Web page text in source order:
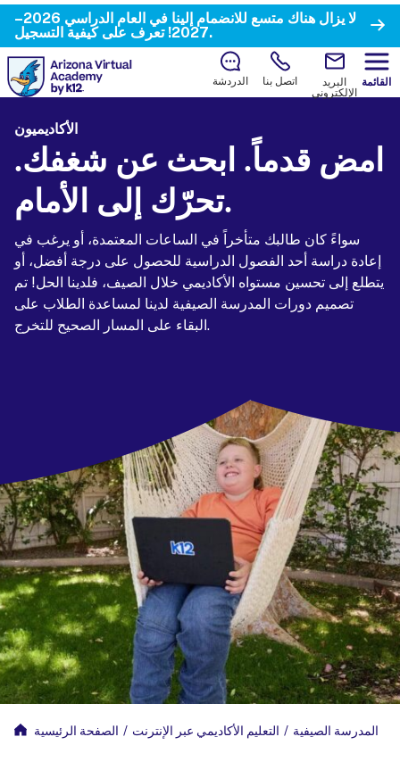
لا يزال هناك متسع للانضمام إلينا في العام الدراسي 2026–
2027!تعرف على كيفية التسجيل.
الدردشة اتصل بنا
البريد
الإلكتروني
القائمة
الأكاديميون
امض قدماً. ابحث عن شغفك.
تحرّك إلى الأمام.
سواءً كان طالبك متأخراً في الساعات المعتمدة، أو يرغب في
إعادة دراسة أحد الفصول الدراسية للحصول على درجة أفضل، أو
يتطلع إلى تحسين مستواه الأكاديمي خلال الصيف، فلدينا الحل! تم
تصميم دورات المدرسة الصيفية لدينا لمساعدة الطلاب على
البقاء على المسار الصحيح للتخرج.
الصفحة الرئيسية / التعليم الأكاديمي عبر الإنترنت / المدرسة الصيفية